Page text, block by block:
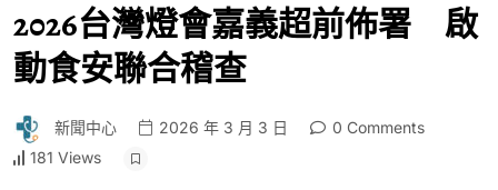
2026台灣燈會嘉義超前佈署 啟
動食安聯合稽查
新聞中心 2026 年 3 月 3 日
0 Comments
181 Views